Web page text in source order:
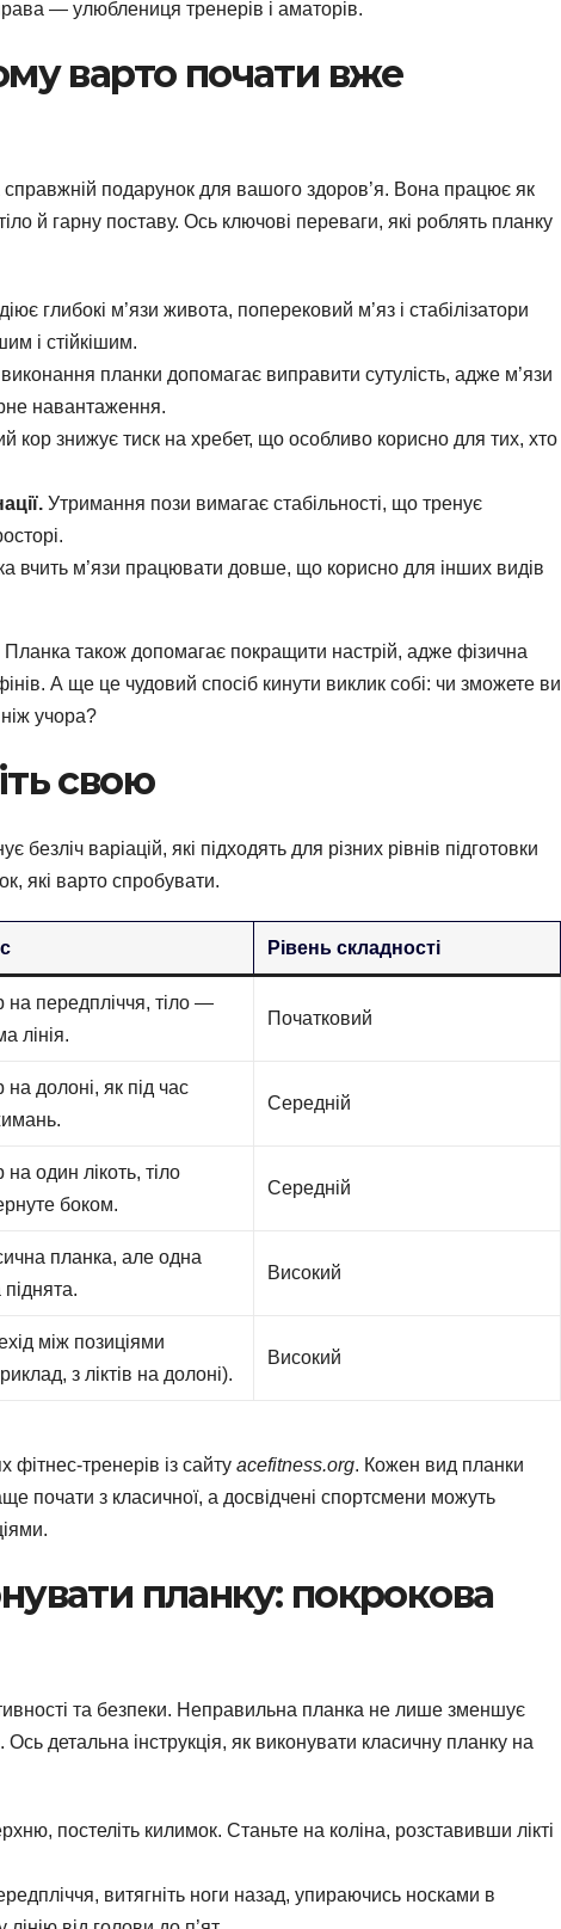
— улюблениця тренерів і аматорів.
варто почати вже
подарунок для вашого здоров’я. Вона працює як
й гарну поставу. Ось ключові переваги, які роблять планку
глибокі м’язи живота, поперековий м’яз і стабілізатори
і стійкішим.
планки допомагає виправити сутулість, адже м’язи
навантаження.
кор знижує тиск на хребет, що особливо корисно для тих, хто
Утримання пози вимагає стабільності, що тренує
вчить м’язи працювати довше, що корисно для інших видів
також допомагає покращити настрій, адже фізична
А ще це чудовий спосіб кинути виклик собі: чи зможете ви
учора?
свою
варіацій, які підходять для різних рівнів підготовки
які варто спробувати.
Рівень складності
на передпліччя, тіло —
лінія.
Початковий
на долоні, як під час
Середній
на один лікоть, тіло
боком.
Середній
планка, але одна
піднята.
Високий
між позиціями
з ліктів на долоні).
Високий
фітнес-тренерів із сайту acefitness.org. Кожен вид планки
почати з класичної, а досвідчені спортсмени можуть
планку: покрокова
та безпеки. Неправильна планка не лише зменшує
детальна інструкція, як виконувати класичну планку на
постеліть килимок. Станьте на коліна, розставивши лікті
витягніть ноги назад, упираючись носками в